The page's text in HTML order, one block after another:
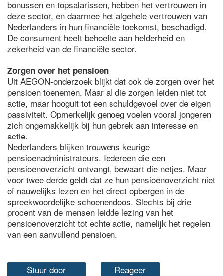
bonussen en topsalarissen, hebben het vertrouwen in
deze sector, en daarmee het algehele vertrouwen van
Nederlanders in hun financiële toekomst, beschadigd.
De consument heeft behoefte aan helderheid en
zekerheid van de financiële sector.
Zorgen over het pensioen
Uit AEGON-onderzoek blijkt dat ook de zorgen over het
pensioen toenemen. Maar al die zorgen leiden niet tot
actie, maar hooguit tot een schuldgevoel over de eigen
passiviteit. Opmerkelijk genoeg voelen vooral jongeren
zich ongemakkelijk bij hun gebrek aan interesse en
actie.
Nederlanders blijken trouwens keurige
pensioenadministrateurs. Iedereen die een
pensioenoverzicht ontvangt, bewaart die netjes. Maar
voor twee derde geldt dat ze hun pensioenoverzicht niet
of nauwelijks lezen en het direct opbergen in de
spreekwoordelijke schoenendoos. Slechts bij drie
procent van de mensen leidde lezing van het
pensioenoverzicht tot echte actie, namelijk het regelen
van een aanvullend pensioen.
Stuur door Reageer